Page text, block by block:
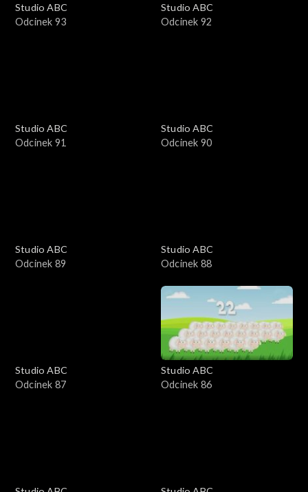
Studio ABC
Odcinek 93
Studio ABC
Odcinek 92
Studio ABC
Odcinek 91
Studio ABC
Odcinek 90
Studio ABC
Odcinek 89
Studio ABC
Odcinek 88
Studio ABC
Odcinek 87
Studio ABC
Odcinek 86